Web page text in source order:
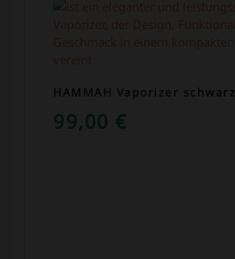
HAMMAH Vaporizer schwarz
99,00 €